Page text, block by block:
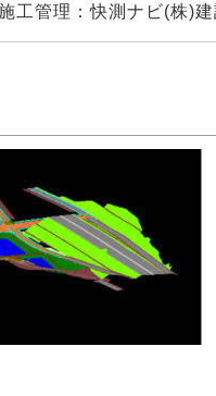
工管理：快測ナビ(株)